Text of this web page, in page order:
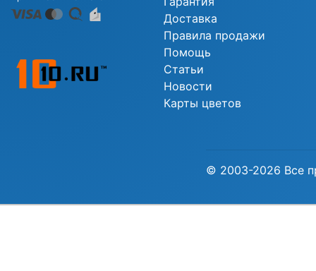
Доставка
Правила продажи
Помощь
Статьи
Новости
Карты цветов
© 2003-2026 Все